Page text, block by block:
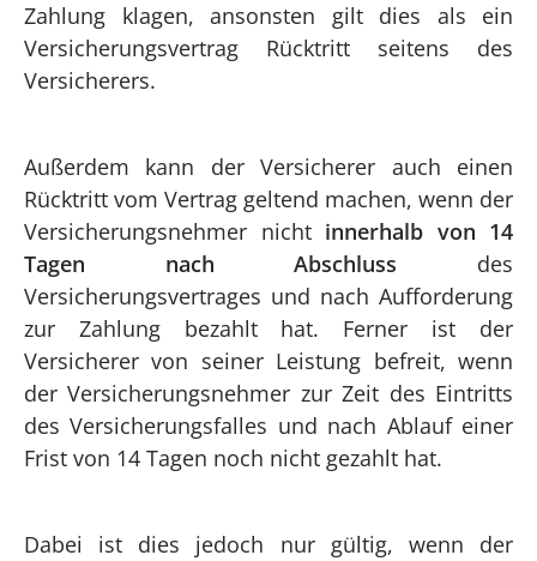
Zahlung klagen, ansonsten gilt dies als ein
Versicherungsvertrag Rücktritt seitens des
Versicherers.
Außerdem kann der Versicherer auch einen
Rücktritt vom Vertrag geltend machen, wenn der
Versicherungsnehmer nicht innerhalb von 14
Tagen nach Abschluss des
Versicherungsvertrages und nach Aufforderung
zur Zahlung bezahlt hat. Ferner ist der
Versicherer von seiner Leistung befreit, wenn
der Versicherungsnehmer zur Zeit des Eintritts
des Versicherungsfalles und nach Ablauf einer
Frist von 14 Tagen noch nicht gezahlt hat.
Dabei ist dies jedoch nur gültig, wenn der